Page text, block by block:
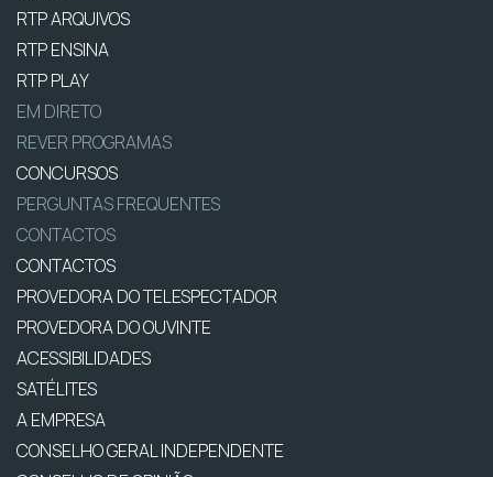
RTP ARQUIVOS
RTP ENSINA
RTP PLAY
EM DIRETO
REVER PROGRAMAS
CONCURSOS
PERGUNTAS FREQUENTES
CONTACTOS
CONTACTOS
PROVEDORA DO TELESPECTADOR
PROVEDORA DO OUVINTE
ACESSIBILIDADES
SATÉLITES
A EMPRESA
CONSELHO GERAL INDEPENDENTE